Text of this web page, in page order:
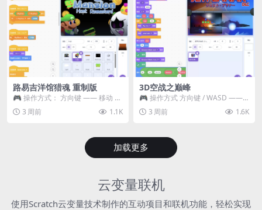
路易吉洋馆猎魂 重制版
🎮 操作方式： 方向键 —— 移动 &
跳跃 空格 —— 打开宝箱 将你...
3 周前 1.1K
3D空战之巅峰
🎮 操作方式 方向键 / WASD ——
移动 Z / K —— 射击 / 攻击...
3 周前 1.6K
加载更多
云变量联机
使用Scratch云变量技术制作的互动项目和联机功能，轻松实现